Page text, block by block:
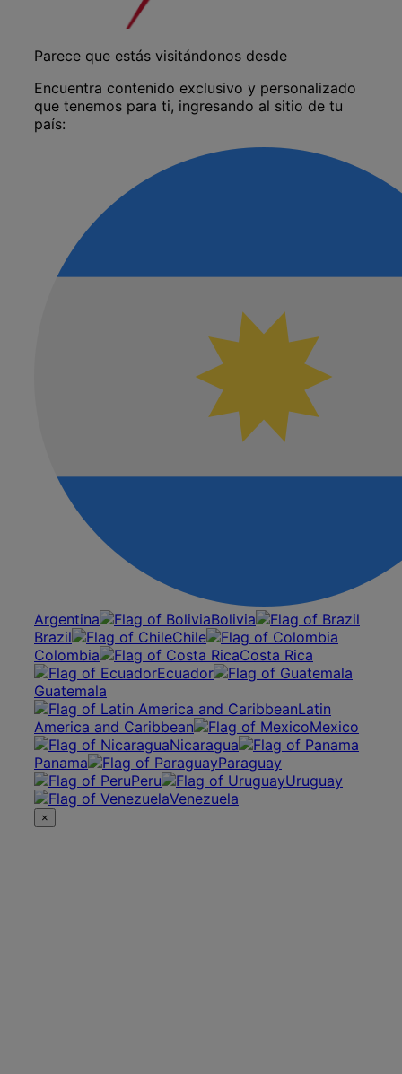
Parece que estás visitándonos desde
Encuentra contenido exclusivo y personalizado
que tenemos para ti, ingresando al sitio de tu
país:
Argentina
Bolivia
Brazil
Chile
Colombia
Costa Rica
Ecuador
Guatemala
Latin
America and Caribbean
Mexico
Nicaragua
Panama
Paraguay
Peru
Uruguay
Venezuela
×